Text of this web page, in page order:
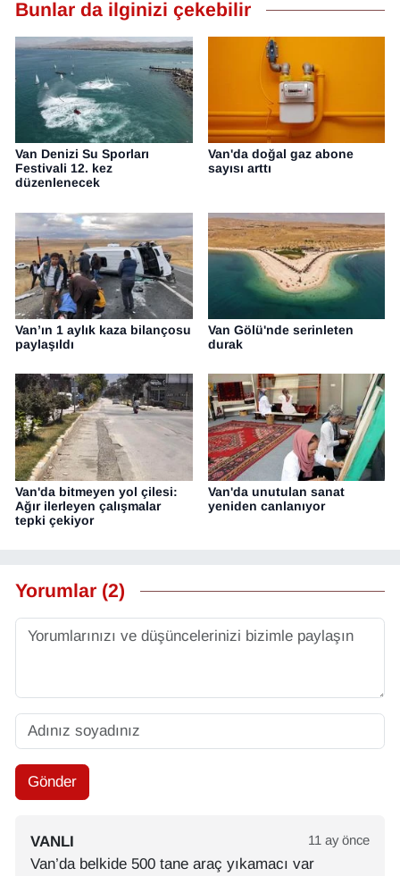
Bunlar da ilginizi çekebilir
Van Denizi Su Sporları
Festivali 12. kez
düzenlenecek
Van'da doğal gaz abone
sayısı arttı
Van’ın 1 aylık kaza bilançosu
paylaşıldı
Van Gölü'nde serinleten
durak
Van'da bitmeyen yol çilesi:
Ağır ilerleyen çalışmalar
tepki çekiyor
Van'da unutulan sanat
yeniden canlanıyor
Yorumlar (2)
Gönder
VANLI 11 ay önce
Van’da belkide 500 tane araç yıkamacı var